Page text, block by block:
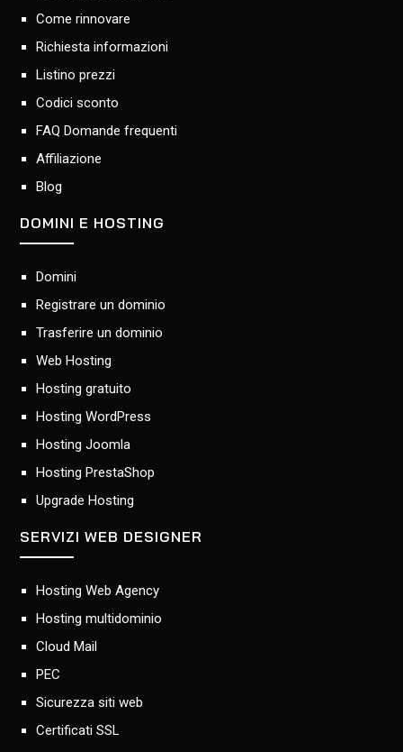
Come rinnovare
Richiesta informazioni
Listino prezzi
Codici sconto
FAQ Domande frequenti
Affiliazione
Blog
DOMINI E HOSTING
Domini
Registrare un dominio
Trasferire un dominio
Web Hosting
Hosting gratuito
Hosting WordPress
Hosting Joomla
Hosting PrestaShop
Upgrade Hosting
SERVIZI WEB DESIGNER
Hosting Web Agency
Hosting multidominio
Cloud Mail
PEC
Sicurezza siti web
Certificati SSL